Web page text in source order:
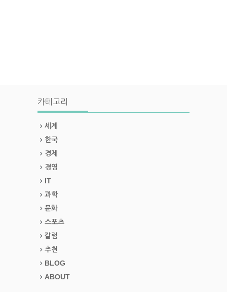
카테고리
세계
한국
경제
경영
IT
과학
문화
스포츠
칼럼
추천
BLOG
ABOUT